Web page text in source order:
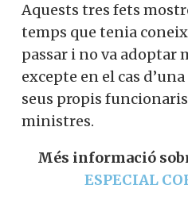
Aquests tres fets
temps que tenia
passar i no va adoptar
excepte en el cas
seus propis
ministres.
Més informació
ESPECIAL